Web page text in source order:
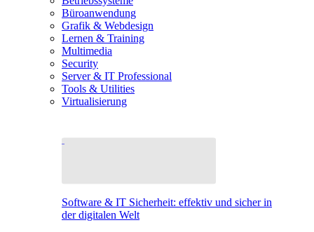
Büroanwendung
Grafik & Webdesign
Lernen & Training
Multimedia
Security
Server & IT Professional
Tools & Utilities
Virtualisierung
Software & IT Sicherheit: effektiv und sicher in
der digitalen Welt